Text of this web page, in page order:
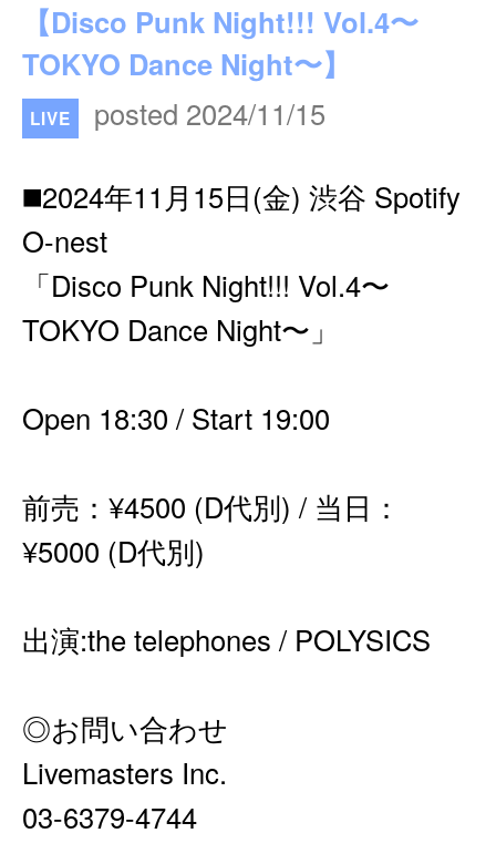
【Disco Punk Night!!! Vol.4〜
TOKYO Dance Night〜】
LIVE posted 2024/11/15
◼️2024年11月15日(金) 渋谷 Spotify
O-nest
「Disco Punk Night!!! Vol.4〜
TOKYO Dance Night〜」
Open 18:30 / Start 19:00
前売：¥4500 (D代別) / 当日：
¥5000 (D代別)
出演:the telephones / POLYSICS
◎お問い合わせ
Livemasters Inc.
03-6379-4744